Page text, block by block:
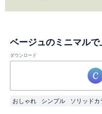
ベージュのミニマル
ダウンロード
おしゃれ シンプル ソリッドカ